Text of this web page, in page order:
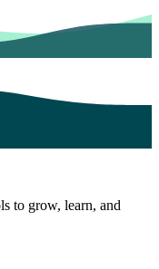
to grow, learn, and